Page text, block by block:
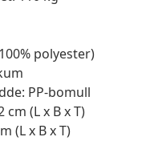
polyester)
PP-bomull
(L x B x T)
(L x B x T)